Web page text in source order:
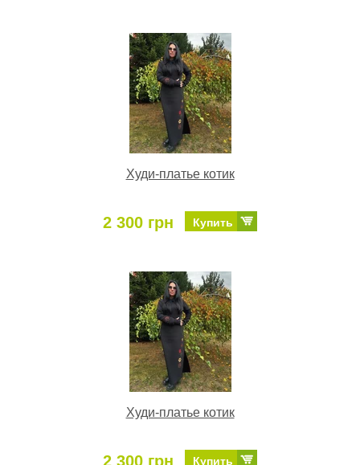
Худи-платье котик
2 300 грн Купить
Худи-платье котик
2 300 грн Купить